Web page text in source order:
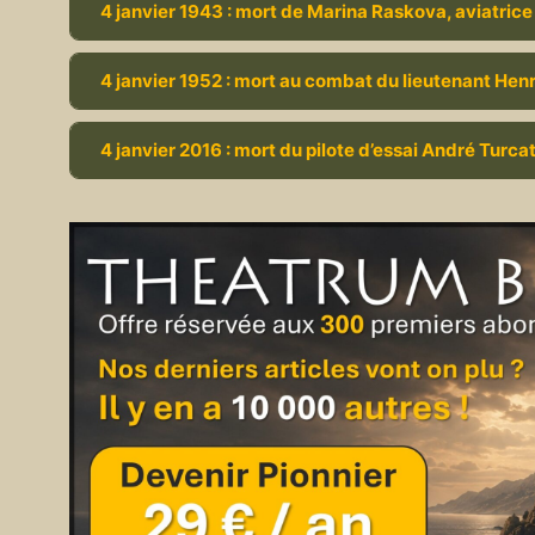
4 janvier 1943 : mort de Marina Raskova,
4 janvier 1952 : mort au combat du lieutenant
4 janvier 2016 : mort du pilote d’essai André